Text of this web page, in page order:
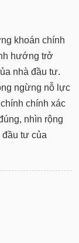
khoán chính
hướng trở
nhà đầu tư.
ngừng nỗ lực
chính xác
nhìn rộng
đầu tư của